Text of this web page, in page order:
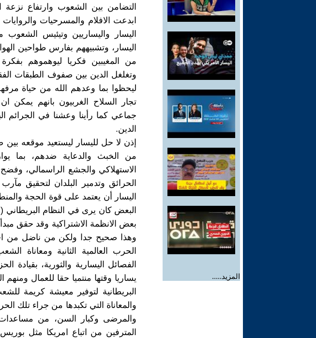
المزيد.....
التضامن بين الشعوب وارتفاع نزعة
ابدعت الافلام والمسرحيات
اليسار واليساريين وتيئيس الشعوب
اليسار، وتشبيههم بفارس طواحين
من المغيبين فكريا ليوهموهم بفكرة
وتغلغل الدين بين صفوف الطبقات
ليحظوا بما وعدهم الله من حياة
تجار السلاح الغربيون بانهم يمكن
جماعي كما رأينا وعشنا في الجرائم
الدين.
إذن لا حل لليسار ليستعيد موقعه
من الخبث والدعاية ضدهم، بما
الاستهلاكي والجشع الراسمالي،
الحرائق وتدمير البلدان لتحقيق
اليسار أن يعتمد على قوة الحجة
البعض كان يرى في النظام
بعض الانظمة الاشتراكية وقد حقق
وهذا صحيح جدا ولكن من ناضل من
الحرب العالمية الثانية ومعاناة
الفصائل اليسارية والثورية،
يساريا وقتها منتميا حقا للعمال
البريطانية لتوفير معيشة كريمة
والمعاناة التي تكبدها من جراء تلك
والمرضى وكبار السن، من
المترفين من اتباع امريكا مثل